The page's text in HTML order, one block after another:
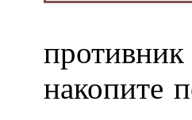
накопите